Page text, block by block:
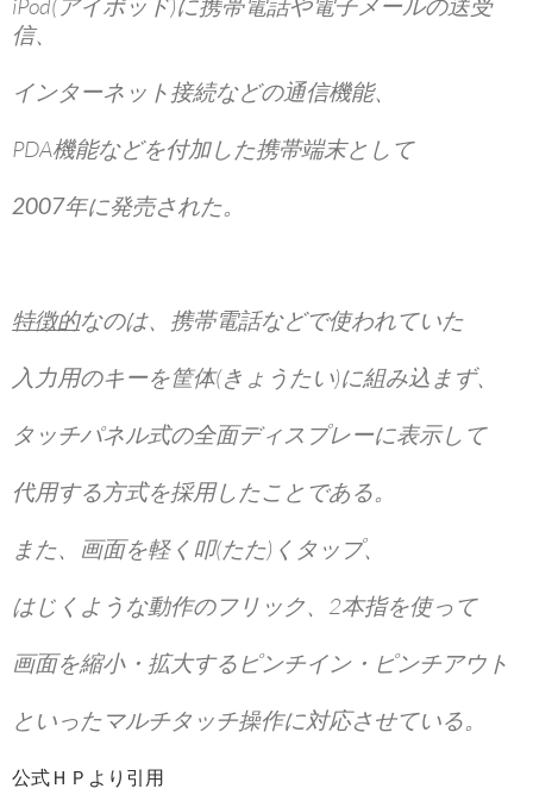
iPod(アイポッド)に携帯電話や電子メールの送受
信、
インターネット接続などの通信機能、
PDA機能などを付加した携帯端末として
2007年に発売された。
特徴的なのは、携帯電話などで使われていた
入力用のキーを筐体(きょうたい)に組み込まず、
タッチパネル式の全面ディスプレーに表示して
代用する方式を採用したことである。
また、画面を軽く叩(たた)くタップ、
はじくような動作のフリック、2本指を使って
画面を縮小・拡大するピンチイン・ピンチアウト
といったマルチタッチ操作に対応させている。
公式ＨＰより引用